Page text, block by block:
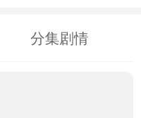
分集剧情